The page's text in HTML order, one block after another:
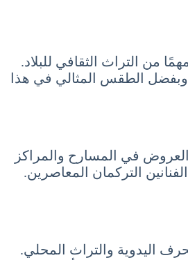
من التراث الثقافي للبلاد.
وبفضل الطقس المثالي في هذا
في المسارح والمراكز
التركمان المعاصرين.
اليدوية والتراث المحلي.